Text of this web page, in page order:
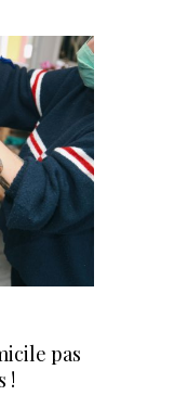
pas
!